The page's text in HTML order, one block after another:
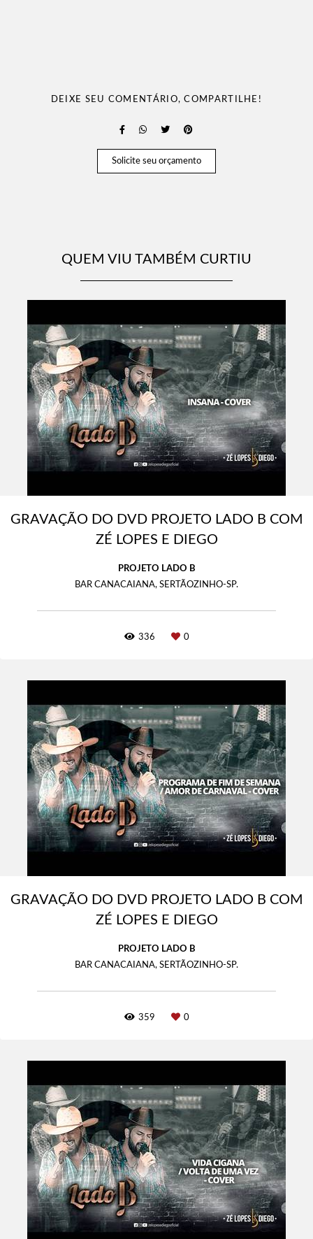
DEIXE SEU COMENTÁRIO, COMPARTILHE!
Solicite seu orçamento
QUEM VIU TAMBÉM CURTIU
GRAVAÇÃO DO DVD PROJETO LADO B COM
ZÉ LOPES E DIEGO
PROJETO LADO B
BAR CANACAIANA, SERTÃOZINHO-SP.
336 0
GRAVAÇÃO DO DVD PROJETO LADO B COM
ZÉ LOPES E DIEGO
PROJETO LADO B
BAR CANACAIANA, SERTÃOZINHO-SP.
359 0